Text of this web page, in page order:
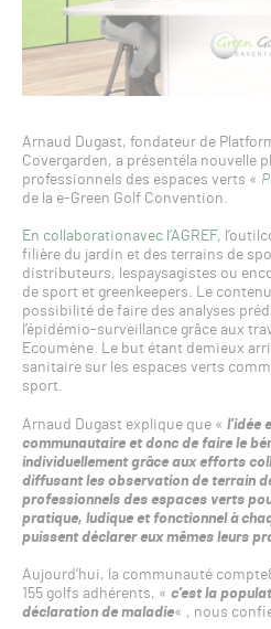
Arnaud Dugast, fondateur de
Covergarden, a présentéla nouvelle
professionnels des espaces verts «
de la e-Green Golf Convention.
En collaborationavec l’AGREF,
filière du jardin et des terrains de
distributeurs, lespaysagistes ou
de sport et greenkeepers. Le
possibilité de faire des analyses
l’épidémio-surveillance grâce aux
Ecoumène. Le but étant demieux
sanitaire sur les espaces verts
sport.
Arnaud Dugast explique que « l’idée
communautaire et donc de faire le
individuellement grâce aux efforts
diffusant les observation de terrain
professionnels des espaces verts
pratique, ludique et fonctionnel à
puissent déclarer eux mêmes leurs
Aujourd’hui, la communauté
155 golfs adhérents, « c’est la
déclaration de maladie« , nous